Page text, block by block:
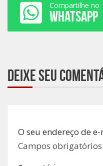
Compartilhe no
WHATSAPP
Deixe seu
O seu endereço de
Campos